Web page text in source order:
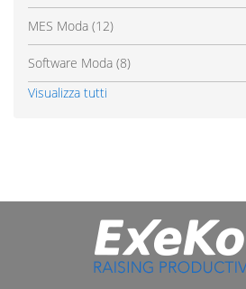
MES Moda (12)
Software Moda (8)
Visualizza tutti